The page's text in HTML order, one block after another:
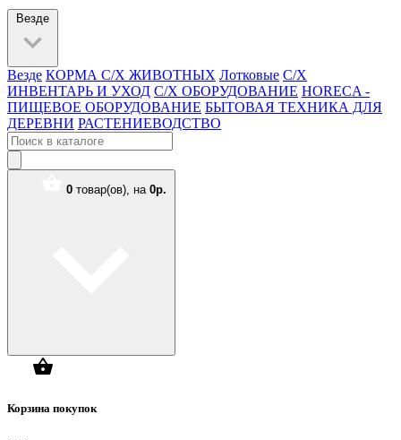
Везде
Везде КОРМА С/Х ЖИВОТНЫХ Лотковые С/Х
ИНВЕНТАРЬ И УХОД С/Х ОБОРУДОВАНИЕ HORECA -
ПИЩЕВОЕ ОБОРУДОВАНИЕ БЫТОВАЯ ТЕХНИКА ДЛЯ
ДЕРЕВНИ РАСТЕНИЕВОДСТВО
0 товар(ов), на 0р.
Корзина покупок